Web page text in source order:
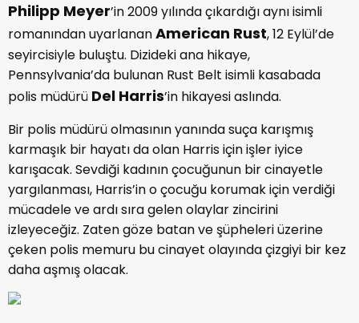
Philipp Meyer’in 2009 yılında çıkardığı aynı isimli
romanından uyarlananAmerican Rust, 12 Eylül’de
seyircisiyle buluştu. Dizideki ana hikaye,
Pennsylvania’da bulunan Rust Belt isimli kasabada
polis müdürü Del Harris’in hikayesi aslında.
Bir polis müdürü olmasının yanında suça karışmış
karmaşık bir hayatı da olan Harris için işler iyice
karışacak. Sevdiği kadının çocuğunun bir cinayetle
yargılanması, Harris’in o çocuğu korumak için verdiği
mücadele ve ardı sıra gelen olaylar zincirini
izleyeceğiz. Zaten göze batan ve şüpheleri üzerine
çeken polis memuru bu cinayet olayında çizgiyi bir kez
daha aşmış olacak.